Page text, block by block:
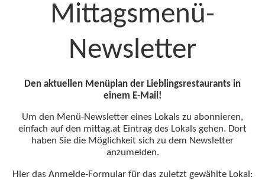
Mittagsmenü-
Newsletter
Den aktuellen Menüplan der Lieblingsrestaurants in
einem E-Mail!
Um den Menü-Newsletter eines Lokals zu abonnieren,
einfach auf den mittag.at Eintrag des Lokals gehen. Dort
haben Sie die Möglichkeit sich zu dem Newsletter
anzumelden.
Hier das Anmelde-Formular für das zuletzt gewählte Lokal: